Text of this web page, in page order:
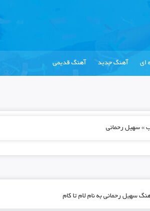
ای آهنگ جدید آهنگ قدیمی
» سهیل رحمانی
سهیل رحمانی به نام لام تا کام